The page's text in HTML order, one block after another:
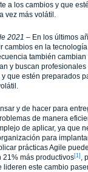
a los cambios y que
vez más volátil.
2021 – En los últimos
cambios en la
también
y buscan profesionales
que estén preparados
y de hacer para
de manera
de aplicar, ya que
para
prácticas Agile
21% más productivos[1] ,
este cambio